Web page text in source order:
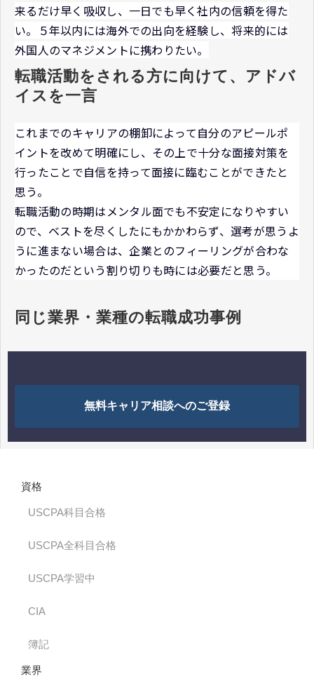
来るだけ早く吸収し、一日でも早く社内の信頼を得た
い。５年以内には海外での出向を経験し、将来的には
外国人のマネジメントに携わりたい。
転職活動をされる方に向けて、アドバ
イスを一言
これまでのキャリアの棚卸によって自分のアピールポ
イントを改めて明確にし、その上で十分な面接対策を
行ったことで自信を持って面接に臨むことができたと
思う。
転職活動の時期はメンタル面でも不安定になりやすい
ので、ベストを尽くしたにもかかわらず、選考が思うよ
うに進まない場合は、企業とのフィーリングが合わな
かったのだという割り切りも時には必要だと思う。
同じ業界・業種の転職成功事例
無料キャリア相談へのご登録
資格
USCPA科目合格
USCPA全科目合格
USCPA学習中
CIA
簿記
業界